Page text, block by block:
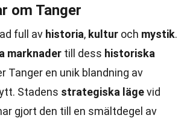
om Tanger
full av historia, kultur och mystik.
marknader till dess historiska
Tanger en unik blandning av
Stadens strategiska lägevid
gjort den till en smältdegel av